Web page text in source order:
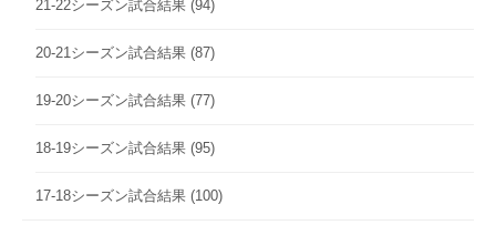
21-22シーズン試合結果 (94)
20-21シーズン試合結果 (87)
19-20シーズン試合結果 (77)
18-19シーズン試合結果 (95)
17-18シーズン試合結果 (100)